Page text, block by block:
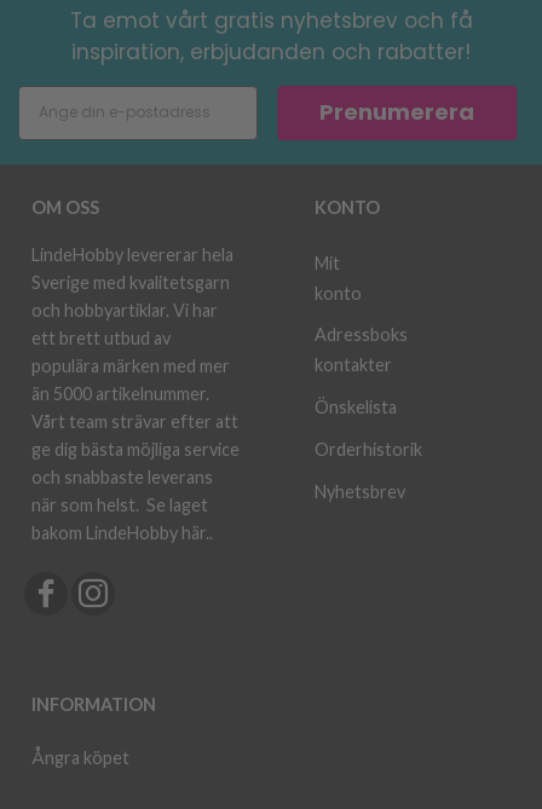
Ta emot vårt gratis nyhetsbrev och få
inspiration, erbjudanden och rabatter!
Prenumerera
OM OSS
LindeHobby levererar hela
Sverige med kvalitetsgarn
och hobbyartiklar. Vi har
ett brett utbud av
populära märken med mer
än 5000 artikelnummer.
Vårt team strävar efter att
ge dig bästa möjliga service
och snabbaste leverans
när som helst. Se laget
bakom LindeHobby här..
INFORMATION
Ångra köpet
KONTO
Mit
konto
Adressboks
kontakter
Önskelista
Orderhistorik
Nyhetsbrev